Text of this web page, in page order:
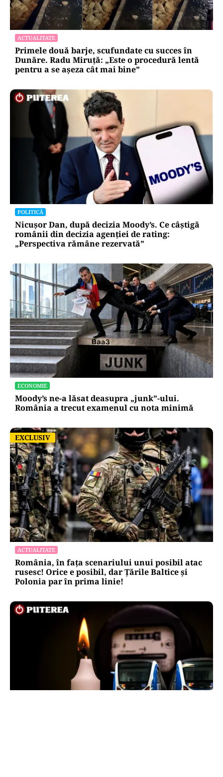
ACTUALITATE
Primele două barje, scufundate cu succes în
Dunăre. Radu Miruță: „Este o procedură lentă
pentru a se așeza cât mai bine”
POLITICĂ
Nicușor Dan, după decizia Moody’s. Ce câștigă
românii din decizia agenției de rating:
„Perspectiva rămâne rezervată”
ECONOMIE
Moody’s ne-a lăsat deasupra „junk”-ului.
România a trecut examenul cu nota minimă
EXCLUSIV
EXCLUSIV
ACTUALITATE
România, în fața scenariului unui posibil atac
rusesc! Orice e posibil, dar Țările Baltice și
Polonia par în prima linie!